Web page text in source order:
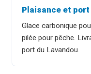
Plaisance et port
Glace carbonique
pilée pour pêche.
port du Lavandou.